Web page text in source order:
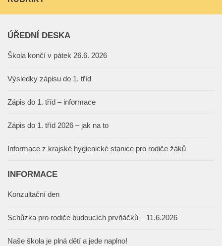
ÚŘEDNÍ DESKA
Škola končí v pátek 26.6. 2026
Výsledky zápisu do 1. tříd
Zápis do 1. tříd – informace
Zápis do 1. tříd 2026 – jak na to
Informace z krajské hygienické stanice pro rodiče žáků
INFORMACE
Konzultační den
Schůzka pro rodiče budoucích prvňáčků – 11.6.2026
Naše škola je plná dětí a jede naplno!